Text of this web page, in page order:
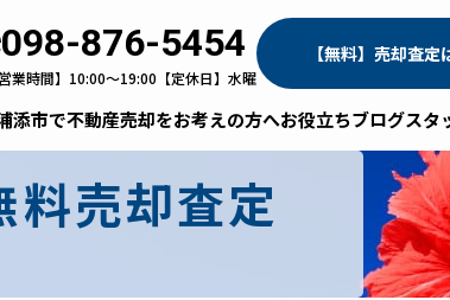
098-876-5454
営業時間】10:00～19:00【定休日】水曜
【無料】売却査定
添市で不動産売却をお考えの方へお役立ちブログスタ
料売却査定